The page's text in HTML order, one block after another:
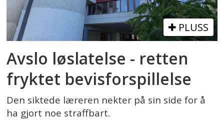
PLUSS
Avslo løslatelse - retten
fryktet bevisforspillelse
Den siktede læreren nekter på sin side for å
ha gjort noe straffbart.